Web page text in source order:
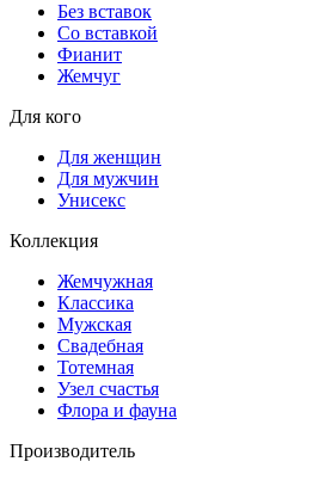
Без вставок
Со вставкой
Фианит
Жемчуг
Для кого
Для женщин
Для мужчин
Унисекс
Коллекция
Жемчужная
Классика
Мужская
Свадебная
Тотемная
Узел счастья
Флора и фауна
Производитель